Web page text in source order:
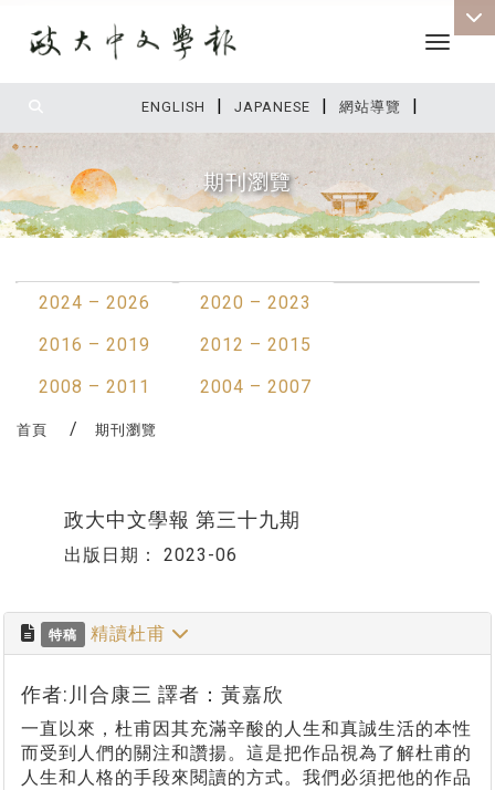
ENGLISH | JAPANESE | 網站導覽 |
Toggle
期刊瀏覽
2024 – 2026
2020 – 2023
2016 – 2019
2012 – 2015
2008 – 2011
2004 – 2007
首頁 期刊瀏覽
政大中文學報 第三十九期
出版日期： 2023-06
特稿 精讀杜甫
作者:川合康三 譯者：黃嘉欣
一直以來，杜甫因其充滿辛酸的人生和真誠生活的本性
而受到人們的關注和讚揚。這是把作品視為了解杜甫的
人生和人格的手段來閱讀的方式。我們必須把他的作品